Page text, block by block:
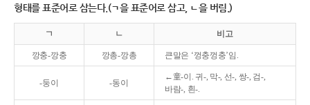
형태를 표준어로 삼는다.(ㄱ을 표준어로 삼고, ㄴ을 버림.)
ㄱ ㄴ 비고
깡충-깡충 깡총-깡총 큰말은 ‘껑충껑충’임.
-둥이 -동이
←童-이. 귀-, 막-, 선-, 쌍-, 검-,
바람-, 흰-.